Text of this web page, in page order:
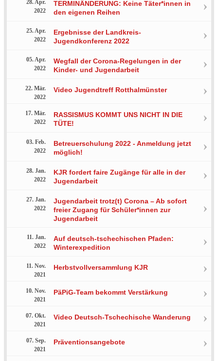
28. Apr.
2022
TERMINÄNDERUNG: Keine Täter*innen in
den eigenen Reihen
25. Apr.
2022
Ergebnisse der Landkreis-
Jugendkonferenz 2022
05. Apr.
2022
Wegfall der Corona-Regelungen in der
Kinder- und Jugendarbeit
22. Mär.
2022
Video Jugendtreff Rotthalmünster
17. Mär.
2022
RASSISMUS KOMMT UNS NICHT IN DIE
TÜTE!
03. Feb.
2022
Betreuerschulung 2022 - Anmeldung jetzt
möglich!
28. Jan.
2022
KJR fordert faire Zugänge für alle in der
Jugendarbeit
27. Jan.
2022
Jugendarbeit trotz(t) Corona – Ab sofort
freier Zugang für Schüler*innen zur
Jugendarbeit
11. Jan.
2022
Auf deutsch-tschechischen Pfaden:
Winterexpedition
11. Nov.
2021
Herbstvollversammlung KJR
10. Nov.
2021
PäPiG-Team bekommt Verstärkung
07. Okt.
2021
Video Deutsch-Tschechische Wanderung
07. Sep.
2021
Präventionsangebote